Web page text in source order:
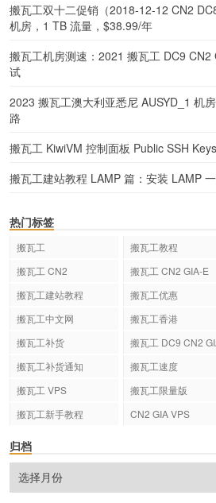
搬瓦工双十二促销（2018-12-12 CN2
机房，1 TB 流量，$38.99/年
搬瓦工机房测速：2021 搬瓦工 DC9
试
2023 搬瓦工澳大利亚悉尼 AUSYD_1 机
路
搬瓦工 KiwiVM 控制面板 Public SSH
搬瓦工建站教程 LAMP 篇：安装 LAMP
热门标签
搬瓦工 搬瓦工教程
搬瓦工 CN2
搬瓦工 CN2 GIA-E
搬瓦工建站教程 搬瓦工优惠
搬瓦工中文网
搬瓦工香港
搬瓦工补货
搬瓦工 DC9 CN2
搬瓦工补货通知
搬瓦工速度
搬瓦工 VPS
搬瓦工限量版
搬瓦工新手教程
CN2 GIA VPS
归档